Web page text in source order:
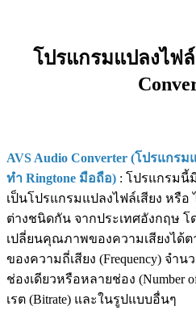
โปรแกรมแปลงไฟล์
AVS Audio Converter (โปรแกร
ทำ Ringtone มือถือ) : โปรแกรมนี้มี
เป็นโปรแกรมแปลงไฟล์เสียง หรื
ต่างชนิดกัน จากประเทศอังกฤษ
เปลี่ยนคุณภาพของความเสียงได้ต
ของความถี่เสียง (Frequency) จ
ช่องเดียวหรือหลายช่อง (Number
เรต (Bitrate) และในรูปแบบอื่นๆ